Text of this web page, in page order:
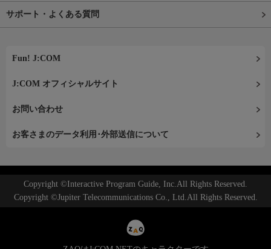
サポート・よくある質問
Fun! J:COM
J:COM オフィシャルサイト
お問い合わせ
お客さまのデータ利用･外部送信について
Copyright ©Interactive Program Guide, Inc.All Rights Reserved.
Copyright ©Jupiter Telecommunications Co., Ltd.All Rights Reserved.